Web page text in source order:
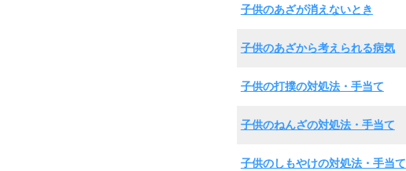
子供のあざが消えないとき
子供のあざから考えられる病気
子供の打撲の対処法・手当て
子供のねんざの対処法・手当て
子供のしもやけの対処法・手当て